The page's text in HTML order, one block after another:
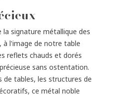
signature métallique des
à l'image de notre table
reflets chauds et dorés
sans ostentation.
de tables, les structures de
ce métal noble